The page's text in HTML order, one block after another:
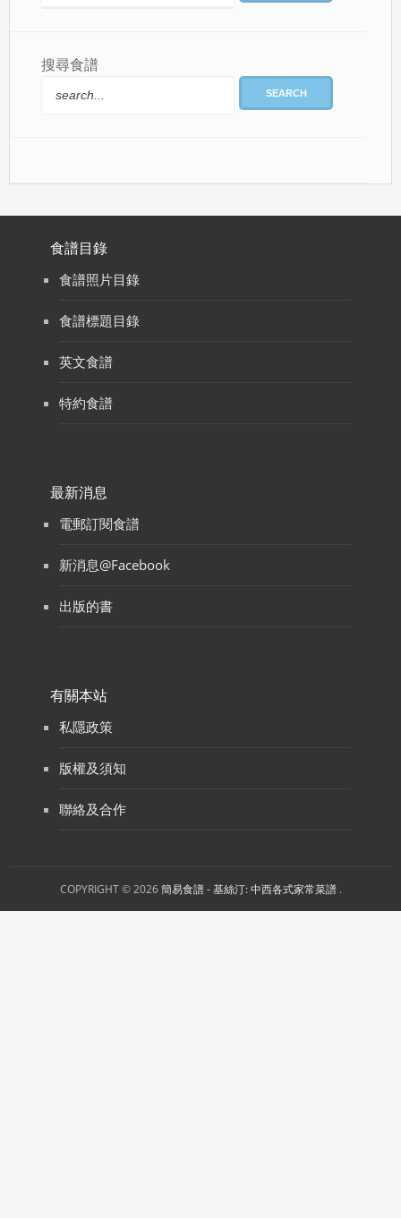
搜尋食譜
SEARCH
食譜目錄
食譜照片目錄
食譜標題目錄
英文食譜
特約食譜
最新消息
電郵訂閱食譜
新消息@Facebook
出版的書
有關本站
私隱政策
版權及須知
聯絡及合作
COPYRIGHT © 2026簡易食譜 - 基絲汀: 中西各式家常菜譜 .